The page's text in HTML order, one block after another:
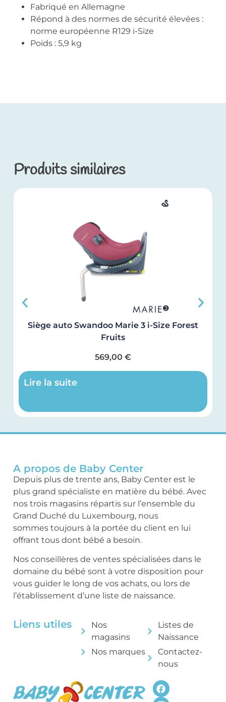
Fabriqué en Allemagne
Répond à des normes de sécurité élevées :
norme européenne R129 i-Size
Poids : 5,9 kg
Produits similaires
Siège auto Swandoo Marie 3 i-Size Forest
Fruits
569,00 €
Lire la suite
A propos de Baby Center
Depuis plus de trente ans, Baby Center est le
plus grand spécialiste en matière du bébé. Avec
nos trois magasins répartis sur l’ensemble du
Grand Duché du Luxembourg, nous
sommes toujours à la portée du client en lui
offrant tous dont bébé a besoin.
Nos conseillères de ventes spécialisées dans le
domaine du bébé sont à votre disposition pour
vous guider le long de vos achats, ou lors de
l’établissement d’une liste de naissance.
Liens utiles
Nos
magasins
Nos marques
Listes de
Naissance
Contactez-
nous